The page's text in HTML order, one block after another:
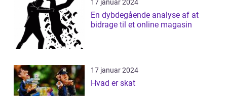
17 januar 2024
En dybdegående analyse af at
bidrage til et online magasin
17 januar 2024
Hvad er skat